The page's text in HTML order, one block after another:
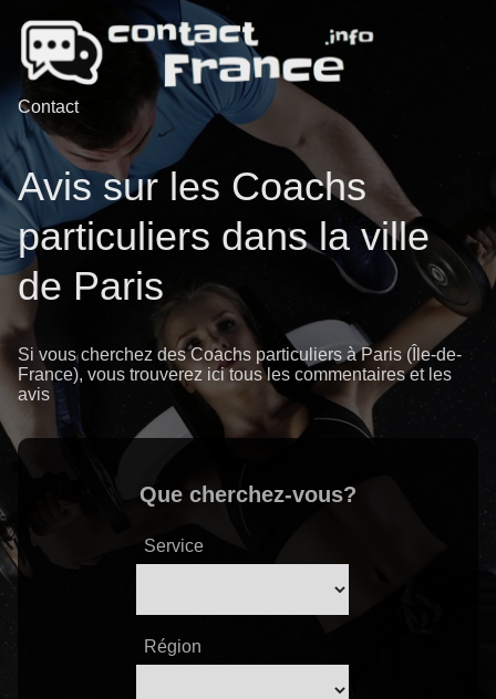
Contact
Avis sur les Coachs
particuliers dans la ville
de Paris
Si vous cherchez des Coachs particuliers à Paris (Île-de-
France), vous trouverez ici tous les commentaires et les
avis
Que cherchez-vous?
Service
Région